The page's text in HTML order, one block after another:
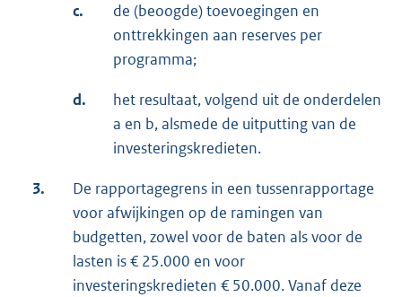
c.
de (beoogde) toevoegingen en
onttrekkingen aan reserves per
programma;
d.
het resultaat, volgend uit de onderdelen
a en b, alsmede de uitputting van de
investeringskredieten.
3.
De rapportagegrens in een tussenrapportage
voor afwijkingen op de ramingen van
budgetten, zowel voor de baten als voor de
lasten is € 25.000 en voor
investeringskredieten € 50.000. Vanaf deze